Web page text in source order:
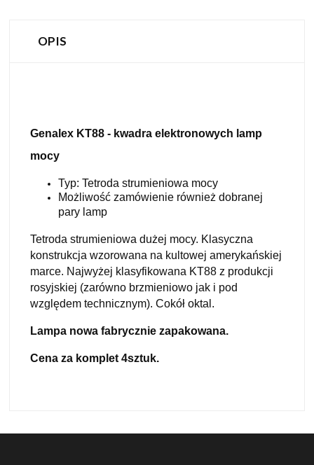
OPIS
Genalex KT88 - kwadra elektronowych lamp
mocy
Typ: Tetroda strumieniowa mocy
Możliwość zamówienie również dobranej
pary lamp
Tetroda strumieniowa dużej mocy. Klasyczna
konstrukcja wzorowana na kultowej amerykańskiej
marce. Najwyżej klasyfikowana KT88 z produkcji
rosyjskiej (zarówno brzmieniowo jak i pod
względem technicznym). Cokół oktal.
Lampa nowa fabrycznie zapakowana.
Cena za komplet 4sztuk.